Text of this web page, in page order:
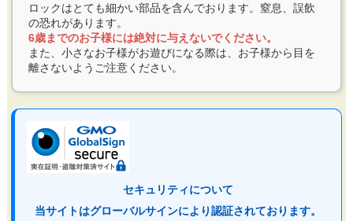
ロックはとても細かい部品を含んでおります。窒息、誤飲
の恐れがあります。
6歳までのお子様には絶対に与えないでください。
また、小さなお子様がお遊びになる際は、お子様から目を
離さないようご注意ください。
セキュリティについて
当サイトはグローバルサインにより認証されております。